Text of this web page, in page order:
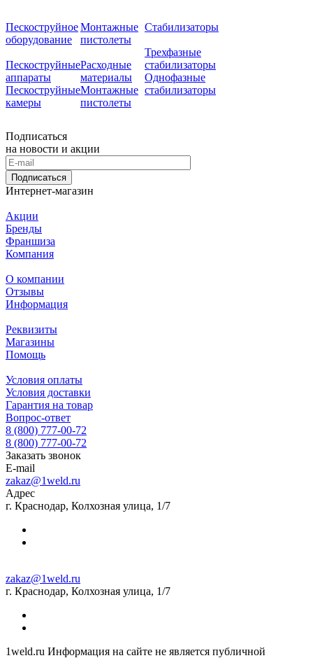
Пескоструйное
оборудование
Пескоструйные
аппараты
Пескоструйные
камеры
Монтажные
пистолеты
Расходные
материалы
Монтажные
пистолеты
Стабилизаторы
Трехфазные
стабилизаторы
Однофазные
стабилизаторы
Подписаться
на новости и акции
Подписаться
Интернет-магазин
Акции
Бренды
Франшиза
Компания
О компании
Отзывы
Информация
Реквизиты
Магазины
Помощь
Условия оплаты
Условия доставки
Гарантия на товар
Вопрос-ответ
8 (800) 777-00-72
8 (800) 777-00-72
Заказать звонок
E-mail
zakaz@1weld.ru
Адрес
г. Краснодар, Колхозная улица, 1/7
zakaz@1weld.ru
г. Краснодар, Колхозная улица, 1/7
1weld.ru Информация на сайте не является публичной